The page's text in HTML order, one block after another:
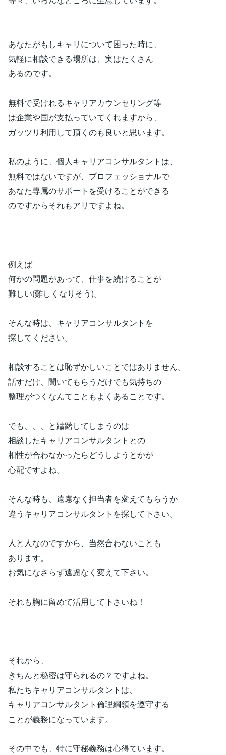
あなたがもしキャリについて困った時に、
気軽に相談できる場所は、実はたくさん
あるのです。
無料で受けれるキャリアカウンセリング等
は企業や国が支払っていてくれますから、
ガッツリ利用して頂くのも良いと思います。
私のように、個人キャリアコンサルタントは、
無料ではないですが、プロフェッショナルで
あなた専属のサポートを受けることができる
のですからそれもアリですよね。
例えば
何かの問題があって、仕事を続けることが
難しい(難しくなりそう)。
そんな時は、キャリアコンサルタントを
探してください。
相談することは恥ずかしいことではありません。
話すだけ、聞いてもらうだけでも気持ちの
整理がつくなんてこともよくあることです。
でも、、、と躊躇してしまうのは
相談したキャリアコンサルタントとの
相性が合わなかったらどうしようとかが
心配ですよね。
そんな時も、遠慮なく担当者を変えてもらうか
違うキャリアコンサルタントを探して下さい。
人と人なのですから、当然合わないことも
あります。
お気になさらず遠慮なく変えて下さい。
それも胸に留めて活用して下さいね！
それから、
きちんと秘密は守られるの？ですよね。
私たちキャリアコンサルタントは、
キャリアコンサルタント倫理綱領を遵守する
ことが義務になっています。
その中でも、特に守秘義務は心得ています。